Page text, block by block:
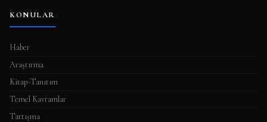
KONULAR
Haber
Araştırma
Kitap-Tanıtım
Temel Kavramlar
Tartışma